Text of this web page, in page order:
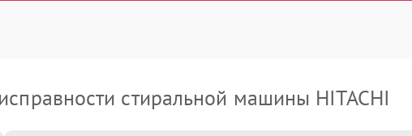
стиральной машины HITACHI